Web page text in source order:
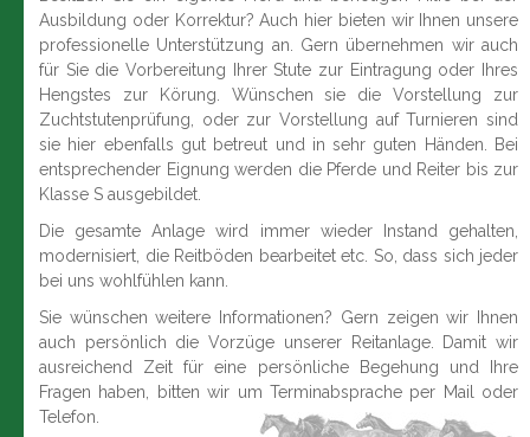
Ausbildung oder Korrektur? Auch hier bieten wir Ihnen unsere
professionelle Unterstützung an. Gern übernehmen wir auch
für Sie die Vorbereitung Ihrer Stute zur Eintragung oder Ihres
Hengstes zur Körung. Wünschen sie die Vorstellung zur
Zuchtstutenprüfung, oder zur Vorstellung auf Turnieren sind
sie hier ebenfalls gut betreut und in sehr guten Händen. Bei
entsprechender Eignung werden die Pferde und Reiter bis zur
Klasse S ausgebildet.
Die gesamte Anlage wird immer wieder Instand gehalten,
modernisiert, die Reitböden bearbeitet etc. So, dass sich jeder
bei uns wohlfühlen kann.
Sie wünschen weitere Informationen? Gern zeigen wir Ihnen
auch persönlich die Vorzüge unserer Reitanlage. Damit wir
ausreichend Zeit für eine persönliche Begehung und Ihre
Fragen haben, bitten wir um Terminabsprache per Mail oder
Telefon.